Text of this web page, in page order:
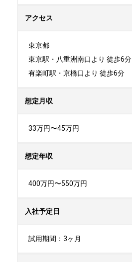
アクセス
東京都
東京駅・八重洲南口より 徒歩6分
有楽町駅・京橋口より 徒歩6分
想定月収
33万円〜45万円
想定年収
400万円〜550万円
入社予定日
試用期間：3ヶ月